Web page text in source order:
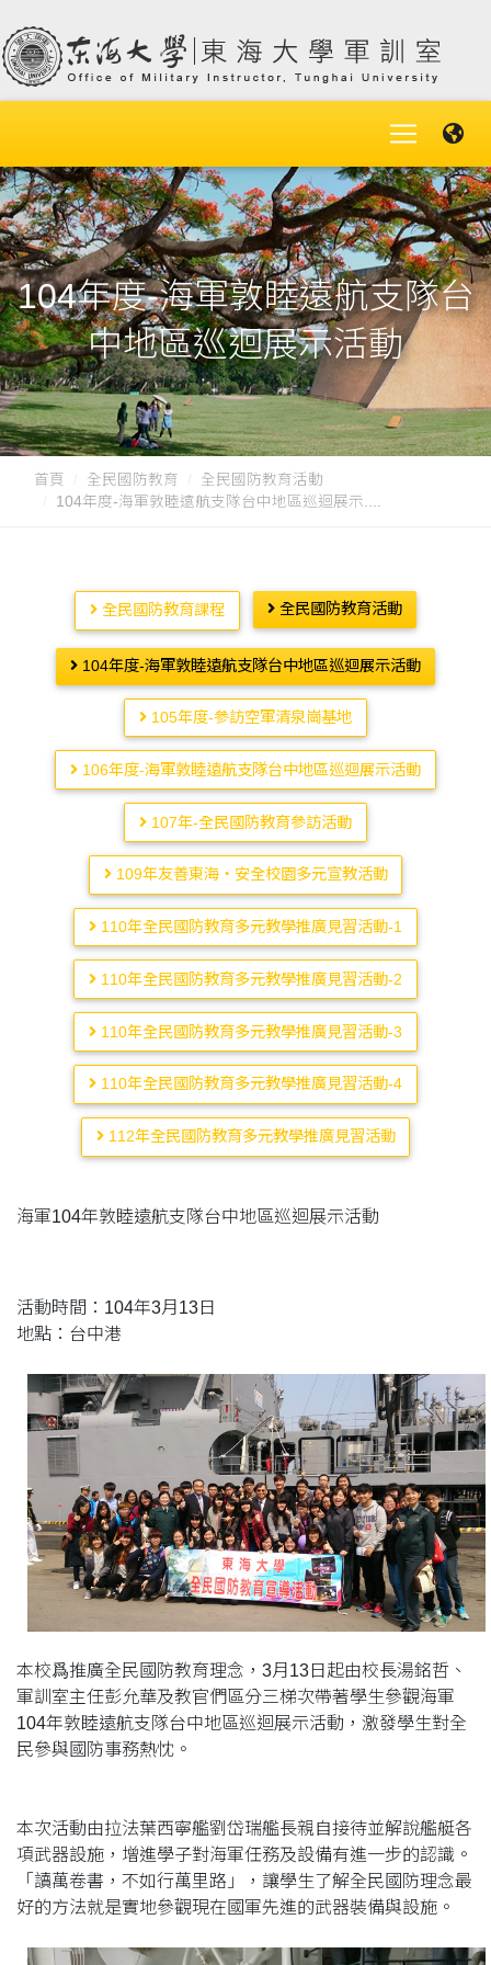
104年度-海軍敦睦遠航支隊台
中地區巡迴展示活動
首頁 全民國防教育
全民國防教育活動
104年度-海軍敦睦遠航支隊台中地區巡迴展示....
全民國防教育課程 全民國防教育活動
104年度-海軍敦睦遠航支隊台中地區巡迴展示活動
105年度-參訪空軍清泉崗基地
106年度-海軍敦睦遠航支隊台中地區巡迴展示活動
107年-全民國防教育參訪活動
109年友善東海‧安全校園多元宣教活動
110年全民國防教育多元教學推廣見習活動-1
110年全民國防教育多元教學推廣見習活動-2
110年全民國防教育多元教學推廣見習活動-3
110年全民國防教育多元教學推廣見習活動-4
112年全民國防教育多元教學推廣見習活動
海軍104年敦睦遠航支隊台中地區巡迴展示活動
活動時間：104年3月13日
地點：台中港
本校爲推廣全民國防教育理念，3月13日起由校長湯銘哲、
軍訓室主任彭允華及教官們區分三梯次帶著學生參觀海軍
104年敦睦遠航支隊台中地區巡迴展示活動，激發學生對全
民參與國防事務熱忱。
本次活動由拉法葉西寧艦劉岱瑞艦長親自接待並解說艦艇各
項武器設施，增進學子對海軍任務及設備有進一步的認識。
「讀萬卷書，不如行萬里路」，讓學生了解全民國防理念最
好的方法就是實地參觀現在國軍先進的武器裝備與設施。